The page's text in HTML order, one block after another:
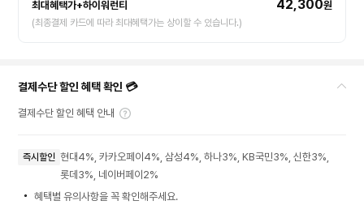
최대혜택가+하이워런티 42,300원
(최종결제 카드에 따라 최대혜택가는 상이할 수 있습니다.)
결제수단 할인 혜택 확인 💳
결제수단 할인 혜택 안내
즉시할인 현대4%, 카카오페이4%, 삼성4%, 하나3%, KB국민3%, 신한3%,
롯데3%, 네이버페이2%
혜택별 유의사항을 꼭 확인해주세요.